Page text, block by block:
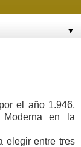
▼
el año 1.946,
en la
elegir entre tres